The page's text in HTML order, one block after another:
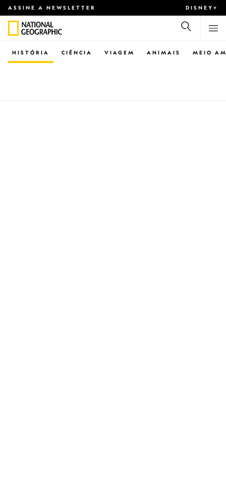
ASSINE A NEWSLETTER DISNEY+
CIÊNCIA VIAGEM ANIMAIS
HISTÓRIA MEIO